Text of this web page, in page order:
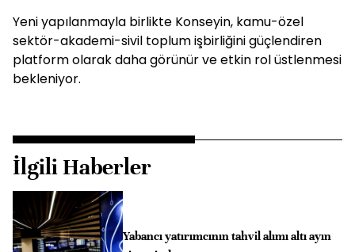
Yeni yapılanmayla birlikte Konseyin, kamu-özel
sektör-akademi-sivil toplum işbirliğini güçlendiren
platform olarak daha görünür ve etkin rol üstlenmesi
bekleniyor.
İlgili Haberler
Yabancı yatırımcının tahvil alımı altı ayın